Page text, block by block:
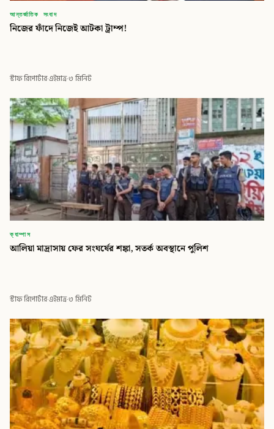
আন্তর্জাতিক সংবাদ
নিজের ফাঁদে নিজেই আটকা ট্রাম্প!
স্টাফ রিপোর্টার·এইমাত্র·৩ মিনিট
ক্যাম্পাস
আলিয়া মাদ্রাসায় ফের সংঘর্ষের শঙ্কা, সতর্ক অবস্থানে পুলিশ
স্টাফ রিপোর্টার·এইমাত্র·৩ মিনিট